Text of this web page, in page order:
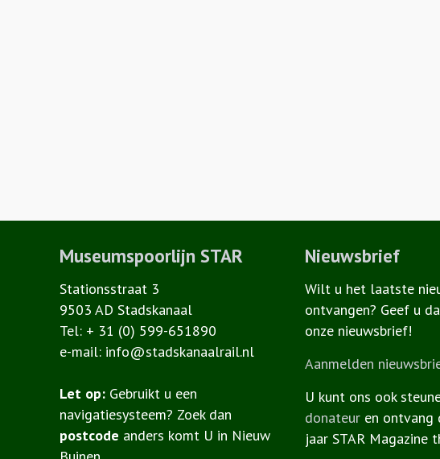
Museumspoorlijn STAR
Stationsstraat 3
9503 AD Stadskanaal
Tel: + 31 (0) 599-651890
e-mail: info@stadskanaalrail.nl
Let op: Gebruikt u een
navigatiesysteem? Zoek dan
postcode anders komt U in Nieuw
Nieuwsbrief
Wilt u het laatste
ontvangen? Geef u
onze nieuwsbrief!
Aanmelden
U kunt ons ook
donateur en ontvang
jaar STAR Magazine